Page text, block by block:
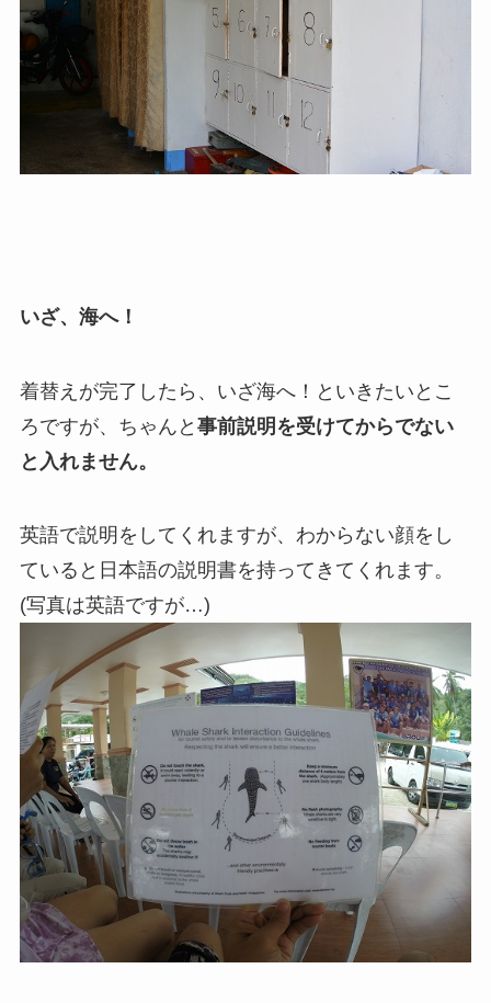
いざ、海へ！
着替えが完了したら、いざ海へ！といきたいとこ
ろですが、ちゃんと 事前説明を受けてからでない
と入れません。
英語で説明をしてくれますが、わからない顔をし
ていると日本語の説明書を持ってきてくれます。
(写真は英語ですが…)